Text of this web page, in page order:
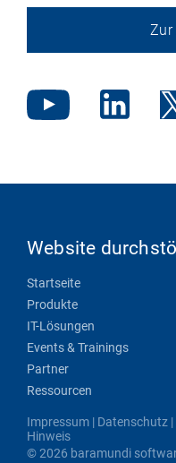
Zur
Website
Startseite
Produkte
IT-Lösungen
Events & Trainings
Partner
Ressourcen
Impressum | Datenschutz |
Hinweis
© 2026 baramundi